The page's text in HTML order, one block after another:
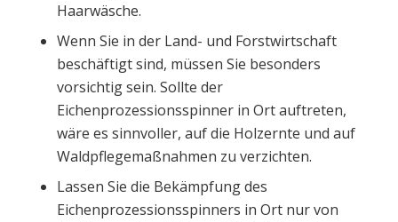
Haarwäsche.
Wenn Sie in der Land- und Forstwirtschaft
beschäftigt sind, müssen Sie besonders
vorsichtig sein. Sollte der
Eichenprozessionsspinner in Ort auftreten,
wäre es sinnvoller, auf die Holzernte und auf
Waldpflegemaßnahmen zu verzichten.
Lassen Sie die Bekämpfung des
Eichenprozessionsspinners in Ort nur von